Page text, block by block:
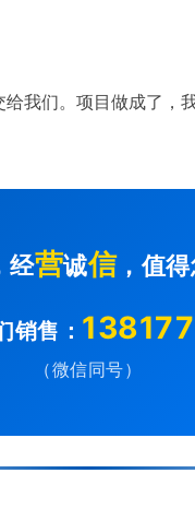
我们。项目做成了，
经营诚信，值得
销售：
（微信同号）